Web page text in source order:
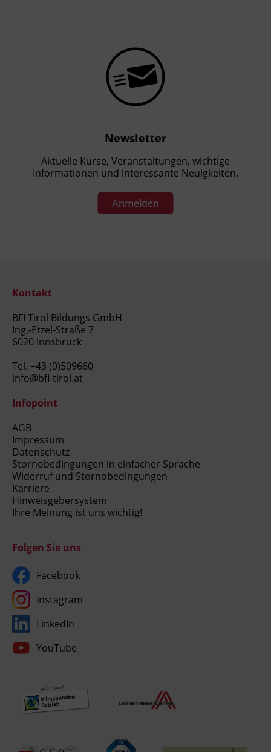
Newsletter
Aktuelle Kurse, Veranstaltungen, wichtige
Informationen und interessante Neuigkeiten.
Anmelden
Kontakt
BFI Tirol Bildungs GmbH
Ing.-Etzel-Straße 7
6020 Innsbruck
Tel. +43 (0)509660
info@bfi-tirol.at
Infopoint
AGB
Impressum
Datenschutz
Stornobedingungen in einfacher Sprache
Widerruf und Stornobedingungen
Karriere
Hinweisgebersystem
Ihre Meinung ist uns wichtig!
Folgen Sie uns
Facebook
Instagram
LinkedIn
YouTube